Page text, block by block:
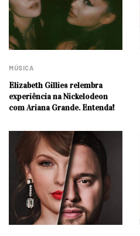
MÚSICA
Elizabeth Gillies relembra
experiência na Nickelodeon
com Ariana Grande. Entenda!